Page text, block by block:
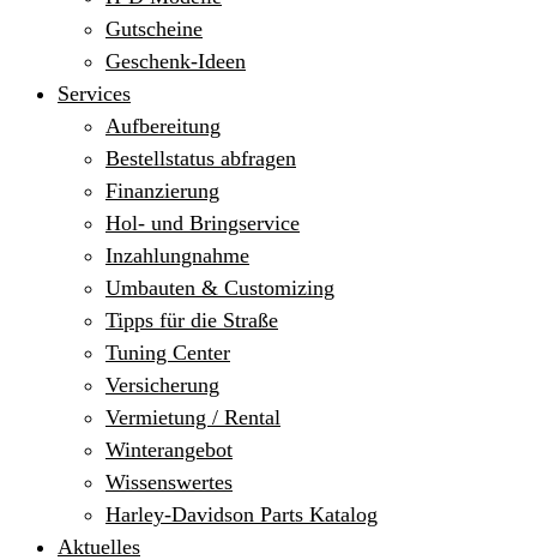
Gutscheine
Geschenk-Ideen
Services
Aufbereitung
Bestellstatus abfragen
Finanzierung
Hol- und Bringservice
Inzahlungnahme
Umbauten & Customizing
Tipps für die Straße
Tuning Center
Versicherung
Vermietung / Rental
Winterangebot
Wissenswertes
Harley-Davidson Parts Katalog
Aktuelles